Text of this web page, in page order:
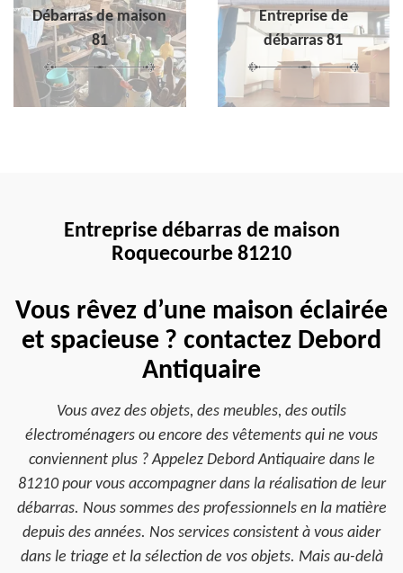
Débarras de maison
81
Entreprise de
débarras 81
Entreprise débarras de maison
Roquecourbe 81210
Vous rêvez d’une maison éclairée
et spacieuse ? contactez Debord
Antiquaire
Vous avez des objets, des meubles, des outils
électroménagers ou encore des vêtements qui ne vous
conviennent plus ? Appelez Debord Antiquaire dans le
81210 pour vous accompagner dans la réalisation de leur
débarras. Nous sommes des professionnels en la matière
depuis des années. Nos services consistent à vous aider
dans le triage et la sélection de vos objets. Mais au-delà